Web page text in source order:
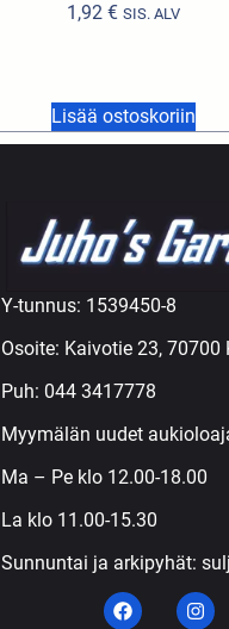
1,92 € SIS. ALV
Lisää ostoskoriin
Y-tunnus: 1539450-8
Osoite: Kaivotie 23, 70700
Puh: 044 3417778
Myymälän uudet
Ma – Pe klo 12.00-18.00
La klo 11.00-15.30
Sunnuntai ja arkipyhät: